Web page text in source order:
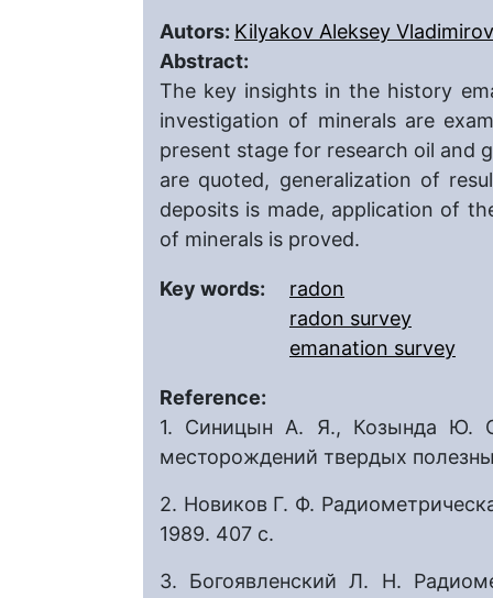
Autors: Kilyakov Aleksey
Abstract:
The key insights in the history
investigation of minerals are
present stage for research oil and
are quoted, generalization of
deposits is made, application of
of minerals is proved.
Key words:
radon
radon survey
emanation survey
Reference:
1. Синицын А. Я., Козында Ю.
месторождений твердых
2. Новиков Г. Ф.
1989. 407 с.
3. Богоявленский Л. Н.